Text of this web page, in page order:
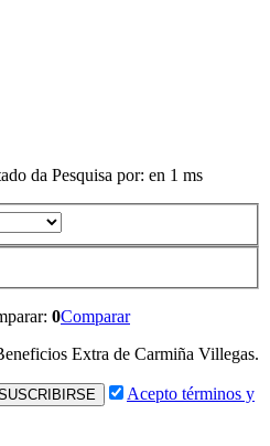
da Pesquisa por: en 1 ms
0Comparar
Extra de Carmiña Villegas.
Acepto términos y